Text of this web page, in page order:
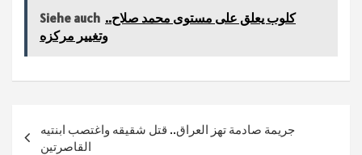
b
o
gr
a
tt at n
Siehe auch كلوب يعلق على مستوى محمد صلاح..
وتغيير مركزه
جريمة صادمة تهز العراق.. قتل شقيقه واغتصب ابنتيه
القاصرتين